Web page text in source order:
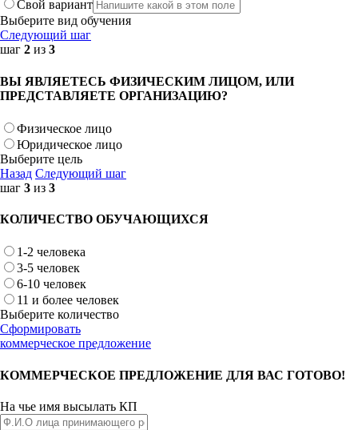
Свой вариант
Выберите вид обучения
Следующий шаг
шаг 2 из 3
ВЫ ЯВЛЯЕТЕСЬ ФИЗИЧЕСКИМ ЛИЦОМ, ИЛИ
ПРЕДСТАВЛЯЕТЕ ОРГАНИЗАЦИЮ?
Физическое лицо
Юридическое лицо
Выберите цель
Назад Следующий шаг
шаг 3 из 3
КОЛИЧЕСТВО ОБУЧАЮЩИХСЯ
1-2 человека
3-5 человек
6-10 человек
11 и более человек
Выберите количество
Сформировать
коммерческое предложение
КОММЕРЧЕСКОЕ ПРЕДЛОЖЕНИЕ ДЛЯ ВАС ГОТОВО!
На чье имя высылать КП